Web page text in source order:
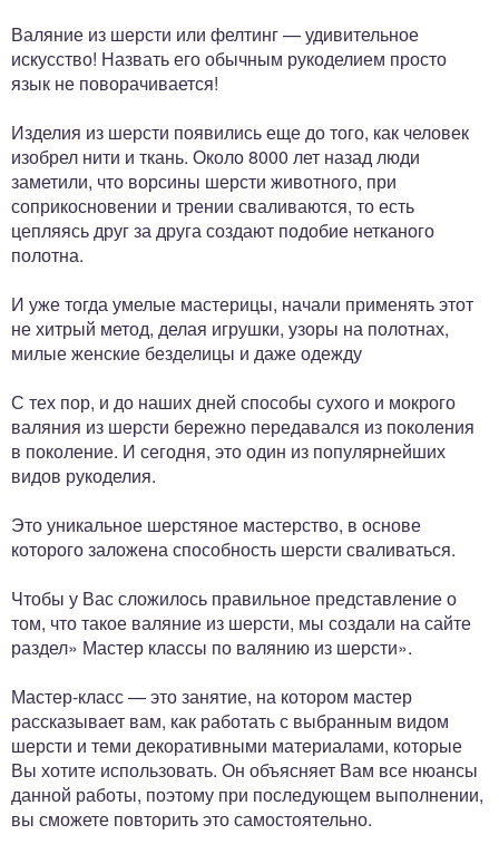
Валяние из шерсти или фелтинг — удивительное
искусство! Назвать его обычным рукоделием просто
язык не поворачивается!
Изделия из шерсти появились еще до того, как человек
изобрел нити и ткань. Около 8000 лет назад люди
заметили, что ворсины шерсти животного, при
соприкосновении и трении сваливаются, то есть
цепляясь друг за друга создают подобие нетканого
полотна.
И уже тогда умелые мастерицы, начали применять этот
не хитрый метод, делая игрушки, узоры на полотнах,
милые женские безделицы и даже одежду
С тех пор, и до наших дней способы сухого и мокрого
валяния из шерсти бережно передавался из поколения
в поколение. И сегодня, это один из популярнейших
видов рукоделия.
Это уникальное шерстяное мастерство, в основе
которого заложена способность шерсти сваливаться.
Чтобы у Вас сложилось правильное представление о
том, что такое валяние из шерсти, мы создали на сайте
раздел» Мастер классы по валянию из шерсти».
Мастер-класс — это занятие, на котором мастер
рассказывает вам, как работать с выбранным видом
шерсти и теми декоративными материалами, которые
Вы хотите использовать. Он объясняет Вам все нюансы
данной работы, поэтому при последующем выполнении,
вы сможете повторить это самостоятельно.